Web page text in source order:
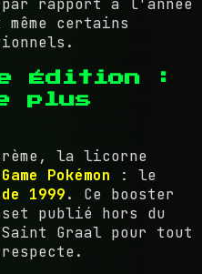
par rapport à l'année
certains
Édition :
plus
la licorne
Pokémon : le
1999. Ce booster
publié hors du
Graal pour tout